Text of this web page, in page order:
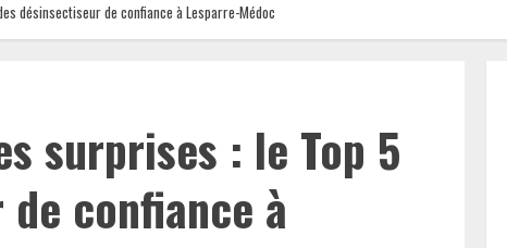
désinsectiseur de confiance à Lesparre-Médoc
surprises : le Top 5
confiance à